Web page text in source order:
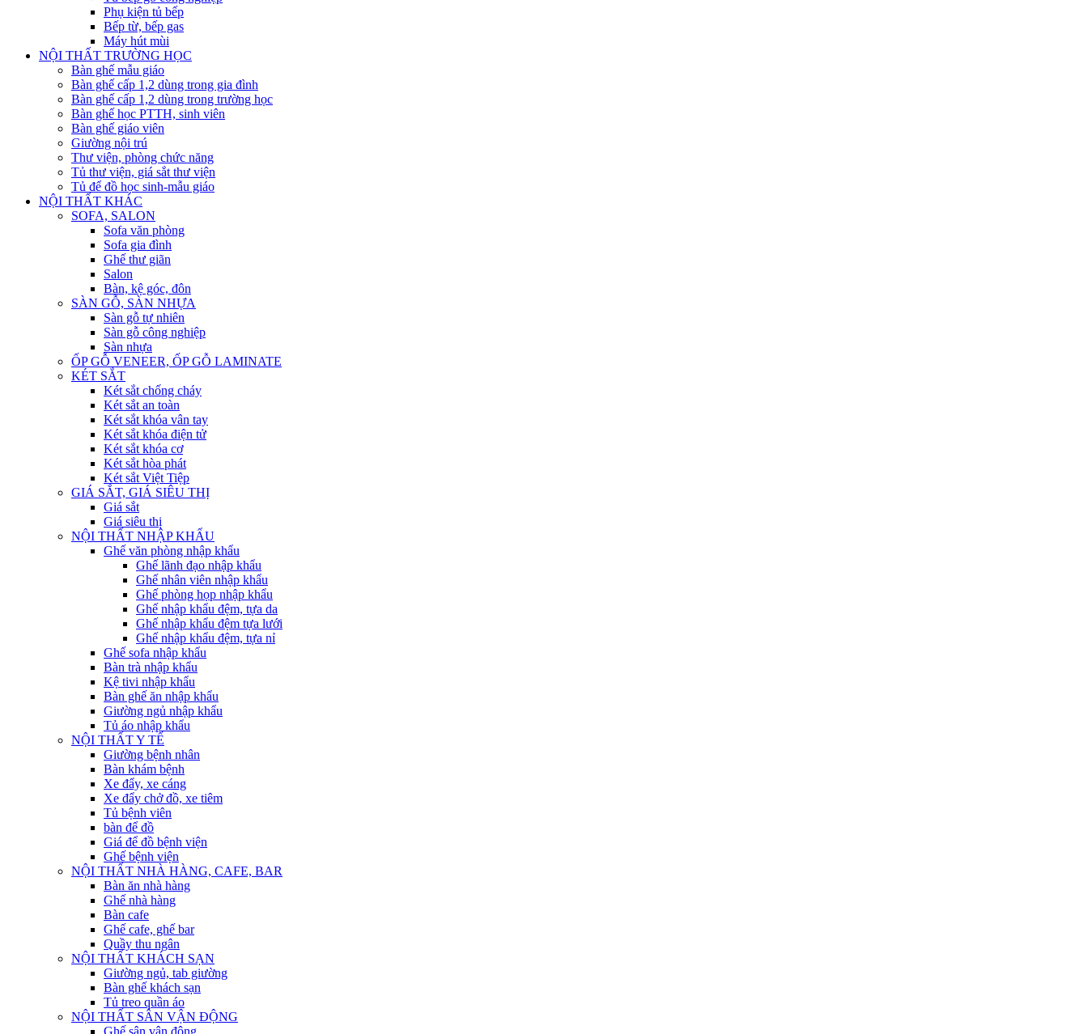
Phụ kiện tủ bếp
Bếp từ, bếp gas
Máy hút mùi
NỘI THẤT TRƯỜNG HỌC
Bàn ghế mẫu giáo
Bàn ghế cấp 1,2 dùng trong gia đình
Bàn ghế cấp 1,2 dùng trong trường học
Bàn ghế học PTTH, sinh viên
Bàn ghế giáo viên
Giường nội trú
Thư viện, phòng chức năng
Tủ thư viện, giá sắt thư viện
Tủ để đồ học sinh-mẫu giáo
NỘI THẤT KHÁC
SOFA, SALON
Sofa văn phòng
Sofa gia đình
Ghế thư giãn
Salon
Bàn, kệ góc, đôn
SÀN GỖ, SÀN NHỰA
Sàn gỗ tự nhiên
Sàn gỗ công nghiệp
Sàn nhựa
ỐP GỖ VENEER, ỐP GỖ LAMINATE
KÉT SẮT
Két sắt chống cháy
Két sắt an toàn
Két sắt khóa vân tay
Két sắt khóa điện tử
Két sắt khóa cơ
Két sắt hòa phát
Két sắt Việt Tiệp
GIÁ SẮT, GIÁ SIÊU THỊ
Giá sắt
Giá siêu thị
NỘI THẤT NHẬP KHẨU
Ghế văn phòng nhập khẩu
Ghế lãnh đạo nhập khẩu
Ghế nhân viên nhập khẩu
Ghế phòng họp nhập khẩu
Ghế nhập khẩu đệm, tựa da
Ghế nhập khẩu đệm tựa lưới
Ghế nhập khẩu đệm, tựa nỉ
Ghế sofa nhập khẩu
Bàn trà nhập khẩu
Kệ tivi nhập khẩu
Bàn ghế ăn nhập khẩu
Giường ngủ nhập khẩu
Tủ áo nhập khẩu
NỘI THẤT Y TẾ
Giường bệnh nhân
Bàn khám bệnh
Xe đẩy, xe cáng
Xe đẩy chở đồ, xe tiêm
Tủ bệnh viên
bàn để đồ
Giá để đồ bệnh viện
Ghế bệnh viện
NỘI THẤT NHÀ HÀNG, CAFE, BAR
Bàn ăn nhà hàng
Ghế nhà hàng
Bàn cafe
Ghế cafe, ghế bar
Quầy thu ngân
NỘI THẤT KHÁCH SẠN
Giường ngủ, tab giường
Bàn ghế khách sạn
Tủ treo quần áo
NỘI THẤT SÂN VẬN ĐỘNG
Ghế sân vận động